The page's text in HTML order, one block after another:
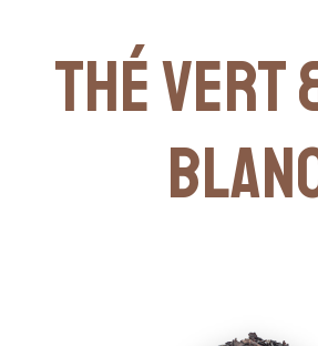
THÉ VERT